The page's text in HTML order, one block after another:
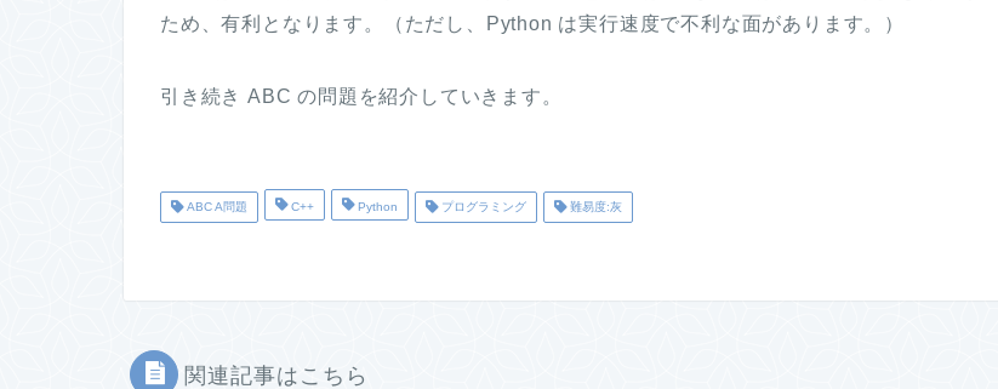
ため、有利となります。（ただし、Python は実行速度で不利な面があります。）
引き続き ABC の問題を紹介していきます。
ABC A問題 C++ Python プログラミング 難易度:灰
関連記事はこちら